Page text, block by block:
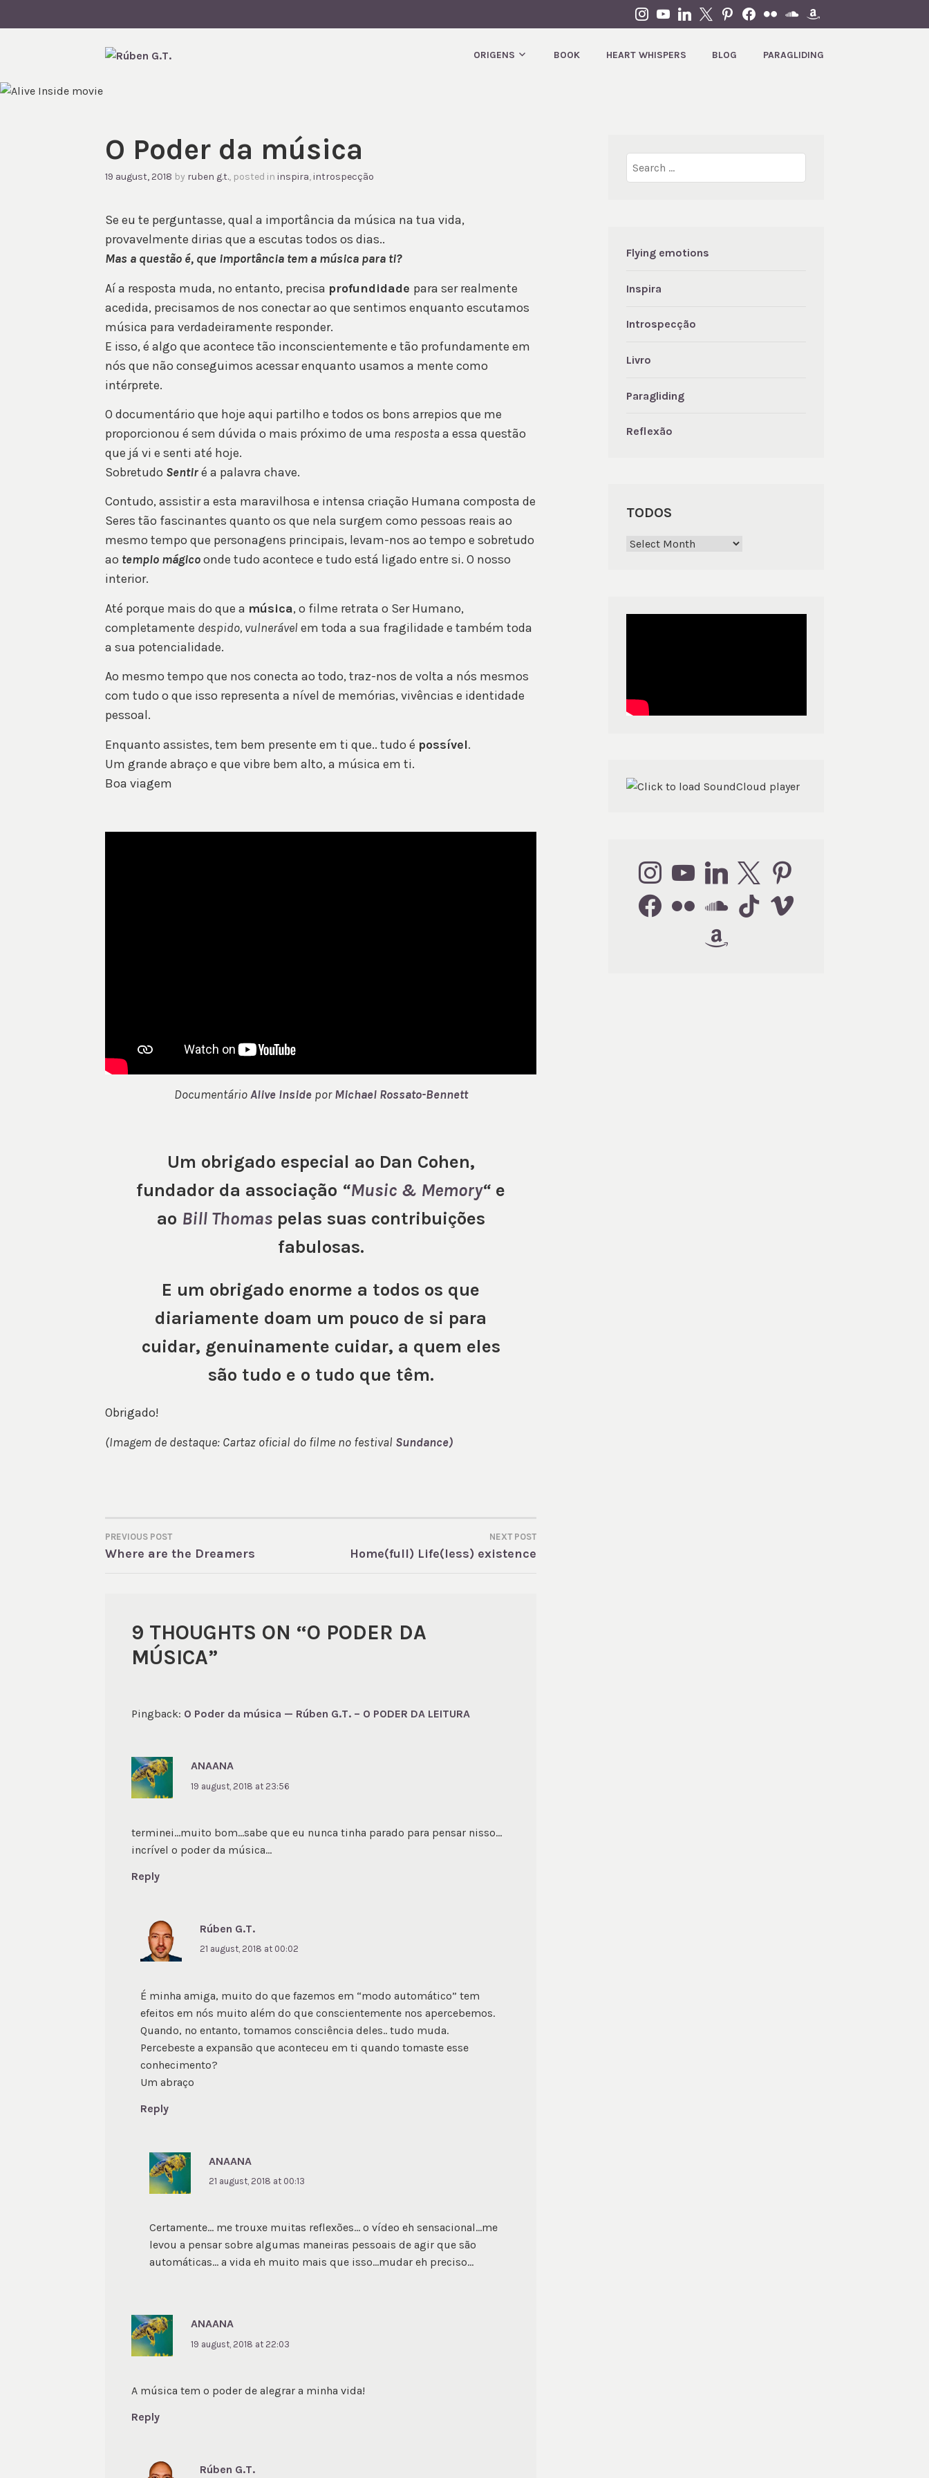
to
INSTAGRAM
YOUTUBELINKEDIN
X PINTEREST
FACEBOOK
FLICKRSOUNDCLOUD
AMAZON
ORIGENS BOOK HEART WHISPERS BLOG PARAGLIDING
O Poder da música
19 august, 2018 by ruben g.t., posted in inspira,introspecção
Se eu te perguntasse, qual a importância da música na tua vida,
provavelmente dirias que a escutas todos os dias..
Mas a questão é, que importância tem a música para ti?
Aí a resposta muda, no entanto, precisa profundidade para ser realmente
acedida, precisamos de nos conectar ao que sentimos enquanto escutamos
música para verdadeiramente responder.
E isso, é algo que acontece tão inconscientemente e tão profundamente em
nós que não conseguimos acessar enquanto usamos a mente como
intérprete.
O documentário que hoje aqui partilho e todos os bons arrepios que me
proporcionou é sem dúvida o mais próximo de uma respostaa essa questão
que já vi e senti até hoje.
Sobretudo Sentiré a palavra chave.
Contudo, assistir a esta maravilhosa e intensa criação Humana composta de
Seres tão fascinantes quanto os que nela surgem como pessoas reais ao
mesmo tempo que personagens principais, levam-nos ao tempo e sobretudo
ao templo mágicoonde tudo acontece e tudo está ligado entre si. O nosso
interior.
Até porque mais do que a música, o filme retrata o Ser Humano,
completamente despido, vulnerável em toda a sua fragilidade e também toda
a sua potencialidade.
Ao mesmo tempo que nos conecta ao todo, traz-nos de volta a nós mesmos
com tudo o que isso representa a nível de memórias, vivências e identidade
pessoal.
Enquanto assistes, tem bem presente em ti que.. tudo é possível.
Um grande abraço e que vibre bem alto, a música em ti.
Boa viagem
DocumentárioAlive InsideporMichael Rossato-Bennett
Um obrigado especial ao Dan Cohen,
fundador da associação “Music & Memory“ e
ao Bill Thomaspelas suas contribuições
fabulosas.
E um obrigado enorme a todos os que
diariamente doam um pouco de si para
cuidar, genuinamente cuidar, a quem eles
são tudo e o tudo que têm.
Obrigado!
(Imagem de destaque: Cartaz oficial do filme no festival Sundance)
POST
PREVIOUS POST
Where are the Dreamers
NEXT POST
Home(full) Life(less) existence
9 THOUGHTS ON “O PODER DA
MÚSICA”
Pingback: O Poder da música — Rúben G.T. – O PODER DA LEITURA
ANAANA
19 august, 2018 at 23:56
terminei…muito bom…sabe que eu nunca tinha parado para pensar nisso…
incrível o poder da música…
Reply
Rúben G.T.
21 august, 2018 at 00:02
É minha amiga, muito do que fazemos em “modo automático” tem
efeitos em nós muito além do que conscientemente nos apercebemos.
Quando, no entanto, tomamos consciência deles.. tudo muda.
Percebeste a expansão que aconteceu em ti quando tomaste esse
conhecimento?
Um abraço
Reply
ANAANA
21 august, 2018 at 00:13
Certamente… me trouxe muitas reflexões… o vídeo eh sensacional…me
levou a pensar sobre algumas maneiras pessoais de agir que são
automáticas… a vida eh muito mais que isso…mudar eh preciso…
ANAANA
19 august, 2018 at 22:03
A música tem o poder de alegrar a minha vida!
Reply
Rúben G.T.
for:
Flying emotions
Inspira
Introspecção
Livro
Paragliding
Reflexão
TODOS
Todos